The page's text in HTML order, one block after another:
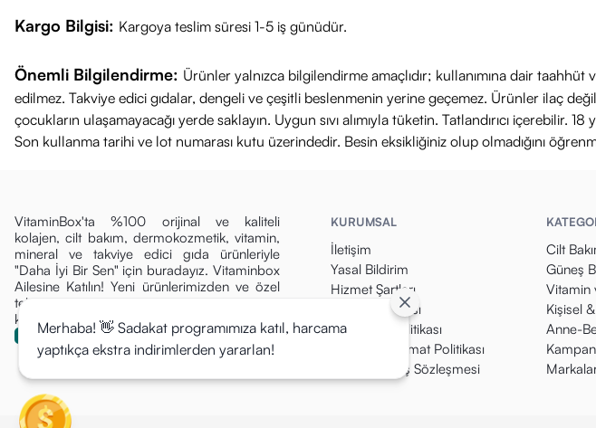
Kargo Bilgisi: Kargoya teslim süresi 1-5 iş günüdür.
Önemli Bilgilendirme: Ürünler yalnızca bilgilendirme amaçlıdır; kullanımına dair
edilmez. Takviye edici gıdalar, dengeli ve çeşitli beslenmenin yerine geçemez. Ürünler ilaç
çocukların ulaşamayacağı yerde saklayın. Uygun sıvı alımıyla tüketin. Tatlandırıcı
Son kullanma tarihi ve lot numarası kutu üzerindedir. Besin eksikliğiniz olup olmadığını
VitaminBox'ta %100 orijinal ve kaliteli
kolajen, cilt bakım, dermokozmetik, vitamin,
mineral ve takviye edici gıda ürünleriyle
"Daha İyi Bir Sen" için buradayız. Vitaminbox
Ailesine Katılın! Yeni ürünlerimizden ve özel
tekliflerden ilk siz haberdar olun, fırsatları
kaçırmayın!
KURUMSAL
İletişim
Yasal Bildirim
Hizmet Şartları
Gizlilik Politikası
Para İade Politikası
Kargo & Teslimat Politikası
Mesafeli Satış Sözleşmesi
Cilt
Güneş
Vitamin
Kişisel
Anne-
Merhaba! 👋 Sadakat programımıza katıl, harcama
yaptıkça ekstra indirimlerden yararlan!